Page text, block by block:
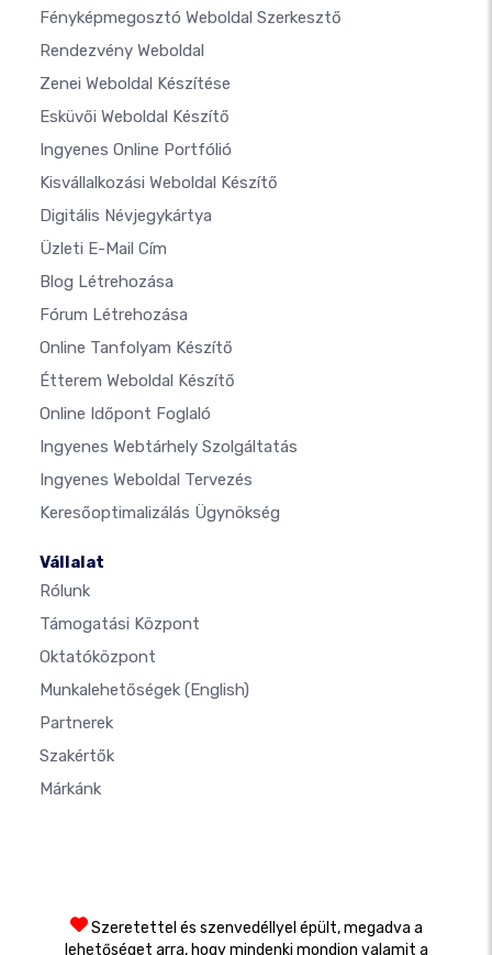
Fényképmegosztó Weboldal Szerkesztő
Rendezvény Weboldal
Zenei Weboldal Készítése
Esküvői Weboldal Készítő
Ingyenes Online Portfólió
Kisvállalkozási Weboldal Készítő
Digitális Névjegykártya
Üzleti E-Mail Cím
Blog Létrehozása
Fórum Létrehozása
Online Tanfolyam Készítő
Étterem Weboldal Készítő
Online Időpont Foglaló
Ingyenes Webtárhely Szolgáltatás
Ingyenes Weboldal Tervezés
Keresőoptimalizálás Ügynökség
Vállalat
Rólunk
Támogatási Központ
Oktatóközpont
Munkalehetőségek (English)
Partnerek
Szakértők
Márkánk
Szeretettel és szenvedéllyel épült, megadva a
lehetőséget arra, hogy mindenki mondjon valamit a